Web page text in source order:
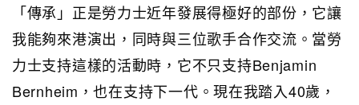
「傳承」正是勞力士近年發展得極好的部份，它讓
我能夠來港演出，同時與三位歌手合作交流。當勞
力士支持這樣的活動時，它不只支持Benjamin
Bernheim，也在支持下一代。現在我踏入40歲，